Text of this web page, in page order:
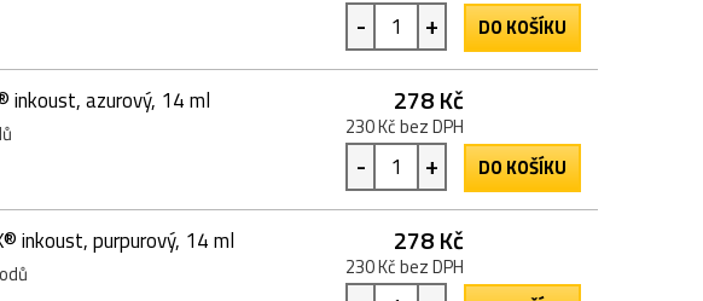
- + DO KOŠÍKU
inkoust, azurový, 14 ml 278 Kč
230 Kč bez DPH
- + DO KOŠÍKU
inkoust, purpurový, 14 ml 278 Kč
230 Kč bez DPH